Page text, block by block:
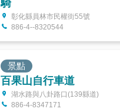
騎
彰化縣員林市民權街55號
886-4--8320544
景點
百果山自行車道
湖水路與八卦路口(139縣道)
886-4-8347171